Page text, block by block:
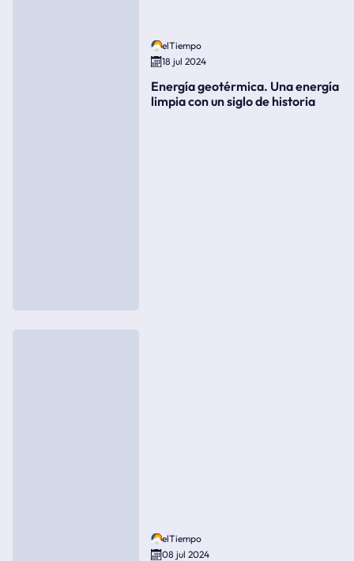
elTiempo
18 jul 2024
Energía geotérmica. Una energía
limpia con un siglo de historia
elTiempo
08 jul 2024